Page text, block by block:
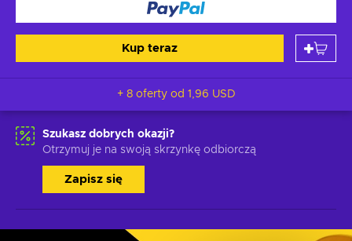
Kup teraz
+ 8 oferty od 1,96 USD
Szukasz dobrych okazji?
Otrzymuj je na swoją skrzynkę odbiorczą
Zapisz się